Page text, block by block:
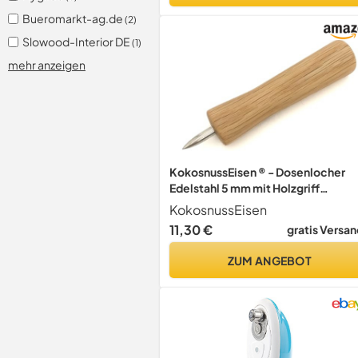
Bueromarkt-ag.de (2)
Slowood-Interior DE (1)
mehr anzeigen
KokosnussEisen ® - Dosenlocher
Edelstahl 5 mm mit Holzgriff
(Eichenholz) - Made in Germany
KokosnussEisen
11,30 €
gratis
ZUM ANGEBOT